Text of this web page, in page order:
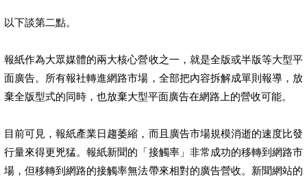
以下談第二點。
報紙作為大眾媒體的兩大核心營收之一，就是全版或半版等大型平
面廣告。所有報社轉進網路市場，全部把內容拆解成單則報導，放
棄全版型式的同時，也放棄大型平面廣告在網路上的營收可能。
目前可見，報紙產業日趨萎縮，而且廣告市場規模消逝的速度比發
行量來得更兇猛。報紙新聞的「接觸率」非常成功的移轉到網路市
場，但移轉到網路的接觸率無法帶來相對的廣告營收。新聞網站的